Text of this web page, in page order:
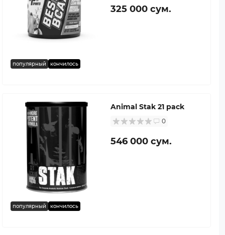
популярный кончилось
325 000 сум.
популярный кончилось
Animal Stak 21 pack
0
546 000 сум.